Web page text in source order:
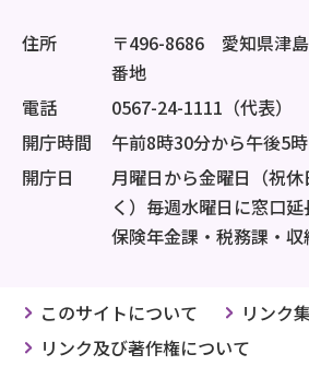
住所
〒496-8686 愛知県津
番地
電話
0567-24-1111（代表）
開庁時間
午前8時30分から午後5
開庁日
月曜日から金曜日（祝
く）毎週水曜日に窓口延
保険年金課・税務課・収
このサイトについて
リンク集
リンク及び著作権について